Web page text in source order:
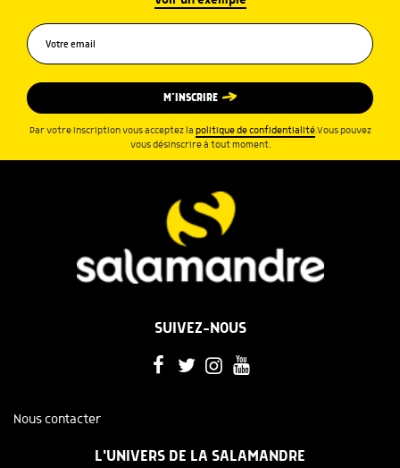
M’INSCRIRE
Par votre inscription vous acceptez la politique de confidentialité.Vous pouvez
vous désinscrire à tout moment.
SUIVEZ-NOUS
Nous contacter
L'UNIVERS DE LA SALAMANDRE